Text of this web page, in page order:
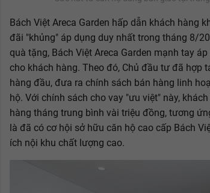
Bách Việt Areca Garden hấp dẫn khách hàng
đãi "khủng" áp dụng duy nhất trong tháng 8/
quà tặng, Bách Việt Areca Garden mạnh tay
cho khách hàng. Theo đó, Chủ đầu tư đã hợp
hàng đầu, đưa ra chính sách bán hàng linh
hộ. Với chính sách cho vay "ưu việt" này,
hàng tháng trung bình vài triệu đồng, tương
là đã có cơ hội sở hữu căn hộ cao cấp Bách
ích nội khu chất lượng cao.